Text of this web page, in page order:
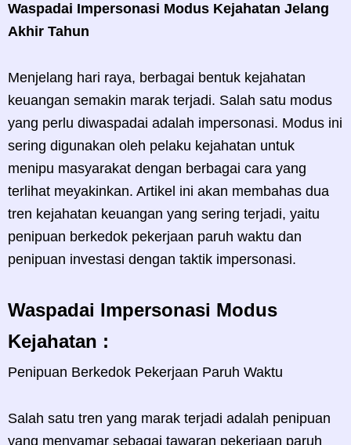
Waspadai Impersonasi Modus Kejahatan Jelang
Akhir Tahun
Menjelang hari raya, berbagai bentuk kejahatan
keuangan semakin marak terjadi. Salah satu modus
yang perlu diwaspadai adalah impersonasi. Modus ini
sering digunakan oleh pelaku kejahatan untuk
menipu masyarakat dengan berbagai cara yang
terlihat meyakinkan. Artikel ini akan membahas dua
tren kejahatan keuangan yang sering terjadi, yaitu
penipuan berkedok pekerjaan paruh waktu dan
penipuan investasi dengan taktik impersonasi.
Waspadai Impersonasi Modus
Kejahatan :
Penipuan Berkedok Pekerjaan Paruh Waktu
Salah satu tren yang marak terjadi adalah penipuan
yang menyamar sebagai tawaran pekerjaan paruh